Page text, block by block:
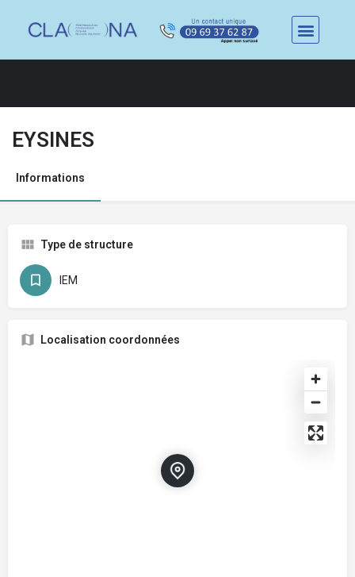
EYSINES
Informations
Type de structure
IEM
Localisation coordonnées